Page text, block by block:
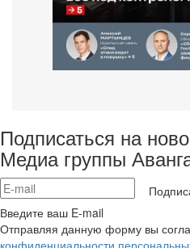
Подписаться на
Медиа группы
Введите ваш E-mail
Отправляя данную форму вы
конфиденциальности